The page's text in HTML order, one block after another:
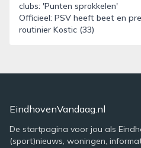
clubs: 'Punten sprokkelen'
Officieel: PSV heeft beet en
routinier Kostic (33)
EindhovenVandaag.nl
De startpagina voor jou als
(sport)nieuws, woningen,